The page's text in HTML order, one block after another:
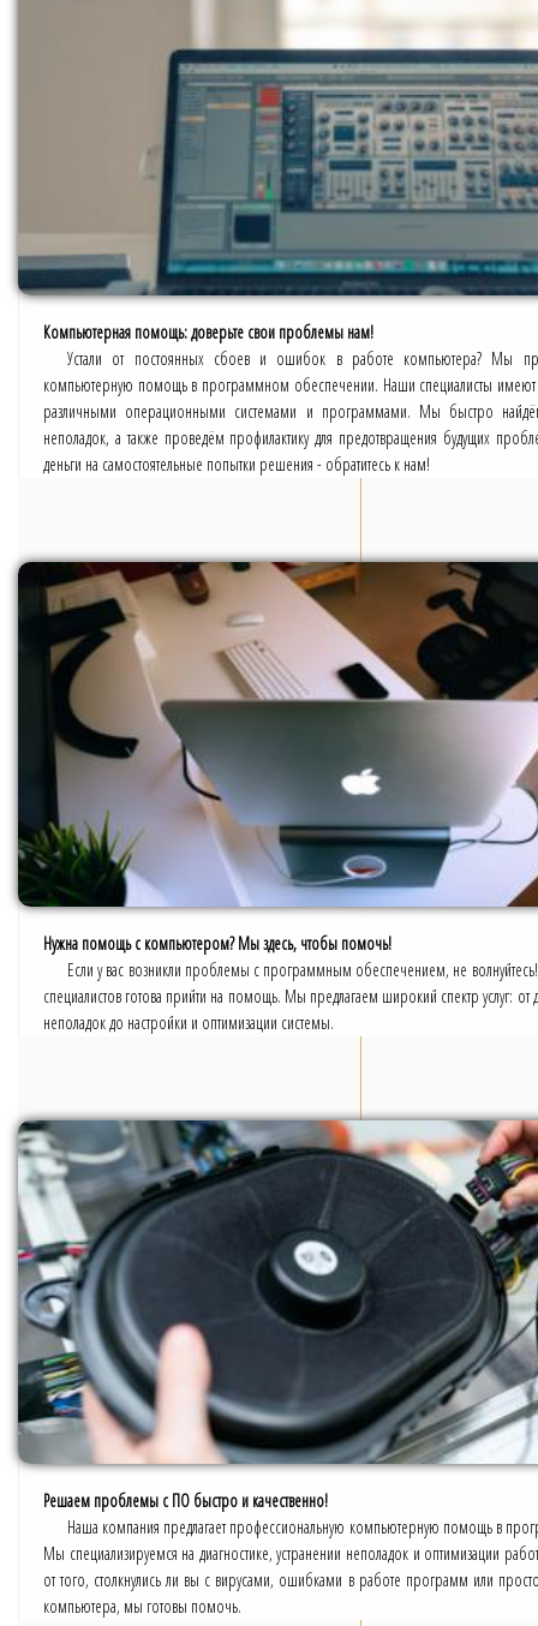
Компьютерная помощь: доверьте свои проблемы нам!
Устали от постоянных сбоев и ошибок в работе компьютера? Мы
компьютерную помощь в программном обеспечении. Наши специалисты
различными операционными системами и программами. Мы быстро
неполадок, а также проведём профилактику для предотвращения будущих
деньги на самостоятельные попытки решения - обратитесь к нам!
Нужна помощь с компьютером? Мы здесь, чтобы помочь!
Если у вас возникли проблемы с программным обеспечением, не
специалистов готова прийти на помощь. Мы предлагаем широкий спектр услуг: от
неполадок до настройки и оптимизации системы.
Решаем проблемы с ПО быстро и качественно!
Наша компания предлагает профессиональную компьютерную помощь в
Мы специализируемся на диагностике, устранении неполадок и оптимизации
от того, столкнулись ли вы с вирусами, ошибками в работе программ или просто
компьютера, мы готовы помочь.